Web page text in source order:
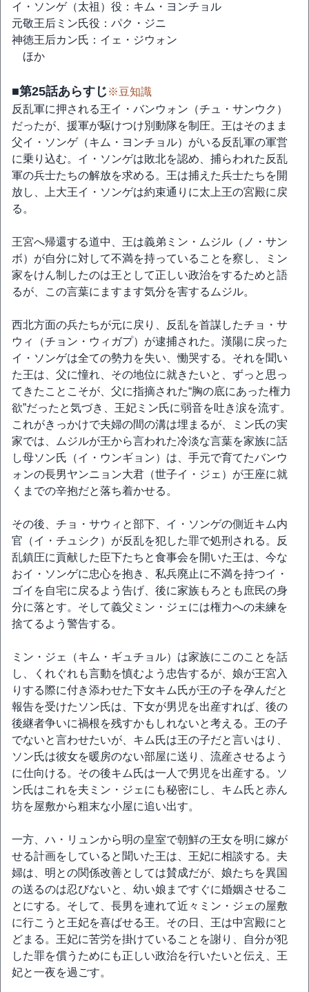
イ・ソンゲ（太祖）役：キム・ヨンチョル
元敬王后ミン氏役：パク・ジニ
神徳王后カン氏：イェ・ジウォン
ほか
■第25話あらすじ ※豆知識
反乱軍に押される王イ・バンウォン（チュ・サンウク）
だったが、援軍が駆けつけ別動隊を制圧。王はそのまま
父イ・ソンゲ（キム・ヨンチョル）がいる反乱軍の軍営
に乗り込む。イ・ソンゲは敗北を認め、捕らわれた反乱
軍の兵士たちの解放を求める。王は捕えた兵士たちを開
放し、上大王イ・ソンゲは約束通りに太上王の宮殿に戻
る。
王宮へ帰還する道中、王は義弟ミン・ムジル（ノ・サン
ボ）が自分に対して不満を持っていることを察し、ミン
家をけん制したのは王として正しい政治をするためと語
るが、この言葉にますます気分を害するムジル。
西北方面の兵たちが元に戻り、反乱を首謀したチョ・サ
ウィ（チョン・ウィガプ）が逮捕された。漢陽に戻った
イ・ソンゲは全ての勢力を失い、慟哭する。それを聞い
た王は、父に憧れ、その地位に就きたいと、ずっと思っ
てきたことこそが、父に指摘された“胸の底にあった権力
欲”だったと気づき、王妃ミン氏に弱音を吐き涙を流す。
これがきっかけで夫婦の間の溝は埋まるが、ミン氏の実
家では、ムジルが王から言われた冷淡な言葉を家族に話
し母ソン氏（イ・ウンギョン）は、手元で育てたバンウ
ォンの長男ヤンニョン大君（世子イ・ジェ）が王座に就
くまでの辛抱だと落ち着かせる。
その後、チョ・サウィと部下、イ・ソンゲの側近キム内
官（イ・チュシク）が反乱を犯した罪で処刑される。反
乱鎮圧に貢献した臣下たちと食事会を開いた王は、今な
おイ・ソンゲに忠心を抱き、私兵廃止に不満を持つイ・
ゴイを自宅に戻るよう告げ、後に家族もろとも庶民の身
分に落とす。そして義父ミン・ジェには権力への未練を
捨てるよう警告する。
ミン・ジェ（キム・ギュチョル）は家族にこのことを話
し、くれぐれも言動を慎むよう忠告するが、娘が王宮入
りする際に付き添わせた下女キム氏が王の子を孕んだと
報告を受けたソン氏は、下女が男児を出産すれば、後の
後継者争いに禍根を残すかもしれないと考える。王の子
でないと言わせたいが、キム氏は王の子だと言いはり、
ソン氏は彼女を暖房のない部屋に送り、流産させるよう
に仕向ける。その後キム氏は一人で男児を出産する。ソ
ン氏はこれを夫ミン・ジェにも秘密にし、キム氏と赤ん
坊を屋敷から粗末な小屋に追い出す。
一方、ハ・リュンから明の皇室で朝鮮の王女を明に嫁が
せる計画をしていると聞いた王は、王妃に相談する。夫
婦は、明との関係改善としては賛成だが、娘たちを異国
の送るのは忍びないと、幼い娘まですぐに婚姻させるこ
とにする。そして、長男を連れて近々ミン・ジェの屋敷
に行こうと王妃を喜ばせる王。その日、王は中宮殿にと
どまる。王妃に苦労を掛けていることを謝り、自分が犯
した罪を償うためにも正しい政治を行いたいと伝え、王
妃と一夜を過ごす。